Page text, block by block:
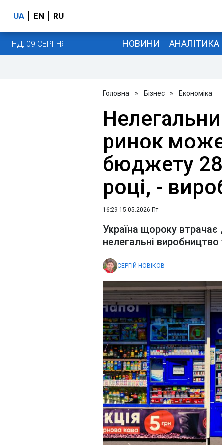
UA EN RU
НД, 09 СЕРПНЯ НОВИНИ АНАЛІТИКА
Головна » Бізнес » Економіка
ринок
бюджету
році, -
16:29 15.05.2026 Пт
Україна щороку втрачає
нелегальні
СЕРГІЙ НОВІКОВ